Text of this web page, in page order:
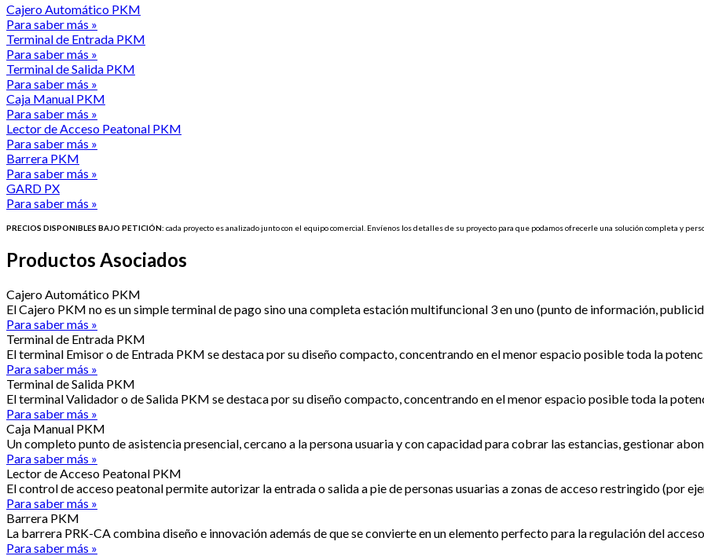
Cajero Automático PKM
Para saber más »
Terminal de Entrada PKM
Para saber más »
Terminal de Salida PKM
Para saber más »
Caja Manual PKM
Para saber más »
Lector de Acceso Peatonal PKM
Para saber más »
Barrera PKM
Para saber más »
GARD PX
Para saber más »
PRECIOS DISPONIBLES BAJO PETICIÓN: cada proyecto esanalizadojuntocon el equipocomercial Envíenos losdetallesde su proyecto para que podamosofrecerle una solución completa y
Productos Asociados
Cajero Automático PKM
El Cajero PKM no es un simple terminal de pago sino una completa estación multifuncional 3 en uno (punto de información,
Para saber más »
Terminal de Entrada PKM
El terminal Emisor o de Entrada PKM se destaca por su diseño compacto, concentrando en el menor espacio posible toda la
Para saber más »
Terminal de Salida PKM
El terminal Validador o de Salida PKM se destaca por su diseño compacto, concentrando en el menor espacio posible toda la
Para saber más »
Caja Manual PKM
Un completo punto de asistencia presencial, cercano a la persona usuaria y con capacidad para cobrar las estancias, gestionar
Para saber más »
Lector de Acceso Peatonal PKM
El control de acceso peatonal permite autorizar la entrada o salida a pie de personas usuarias a zonas de acceso restringido (por
Para saber más »
Barrera PKM
La barrera PRK-CA combina diseño e innovación además de que se convierte en un elemento perfecto para la regulación del
Para saber más »